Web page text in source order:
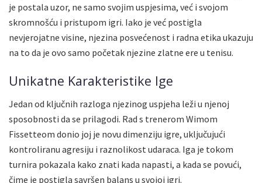
je postala uzor, ne samo svojim uspjesima, već i svojom
skromnošću i pristupom igri. Iako je već postigla
nevjerojatne visine, njezina posvećenost i radna etika ukazuju
na to da je ovo samo početak njezine zlatne ere u tenisu.
Unikatne Karakteristike Ige
Jedan od ključnih razloga njezinog uspjeha leži u njenoj
sposobnosti da se prilagodi. Rad s trenerom Wimom
Fissetteom donio joj je novu dimenziju igre, uključujući
kontroliranu agresiju i raznolikost udaraca. Iga je tokom
turnira pokazala kako znati kada napasti, a kada se povući,
čime je postigla savršen balans u svojoj igri.